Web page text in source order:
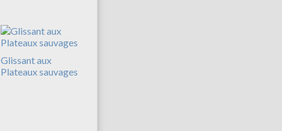
Glissant aux
Plateaux sauvages